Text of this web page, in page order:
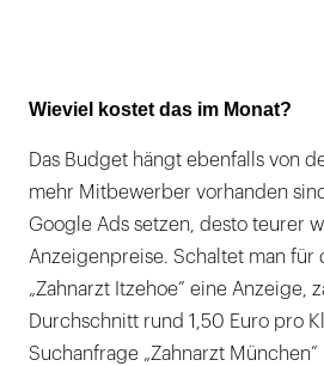
Wieviel kostet das im Monat?
Das Budget hängt ebenfalls von
mehr Mitbewerber vorhanden
Google Ads setzen, desto teurer
Anzeigenpreise. Schaltet man für
„Zahnarzt Itzehoe” eine Anzeige,
Durchschnitt rund 1,50 Euro pro
Suchanfrage „Zahnarzt München”